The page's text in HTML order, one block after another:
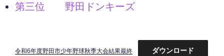
第三位 野田ドンキーズ
令和6年度野田市少年野球秋季大会結果最終 ダウンロード